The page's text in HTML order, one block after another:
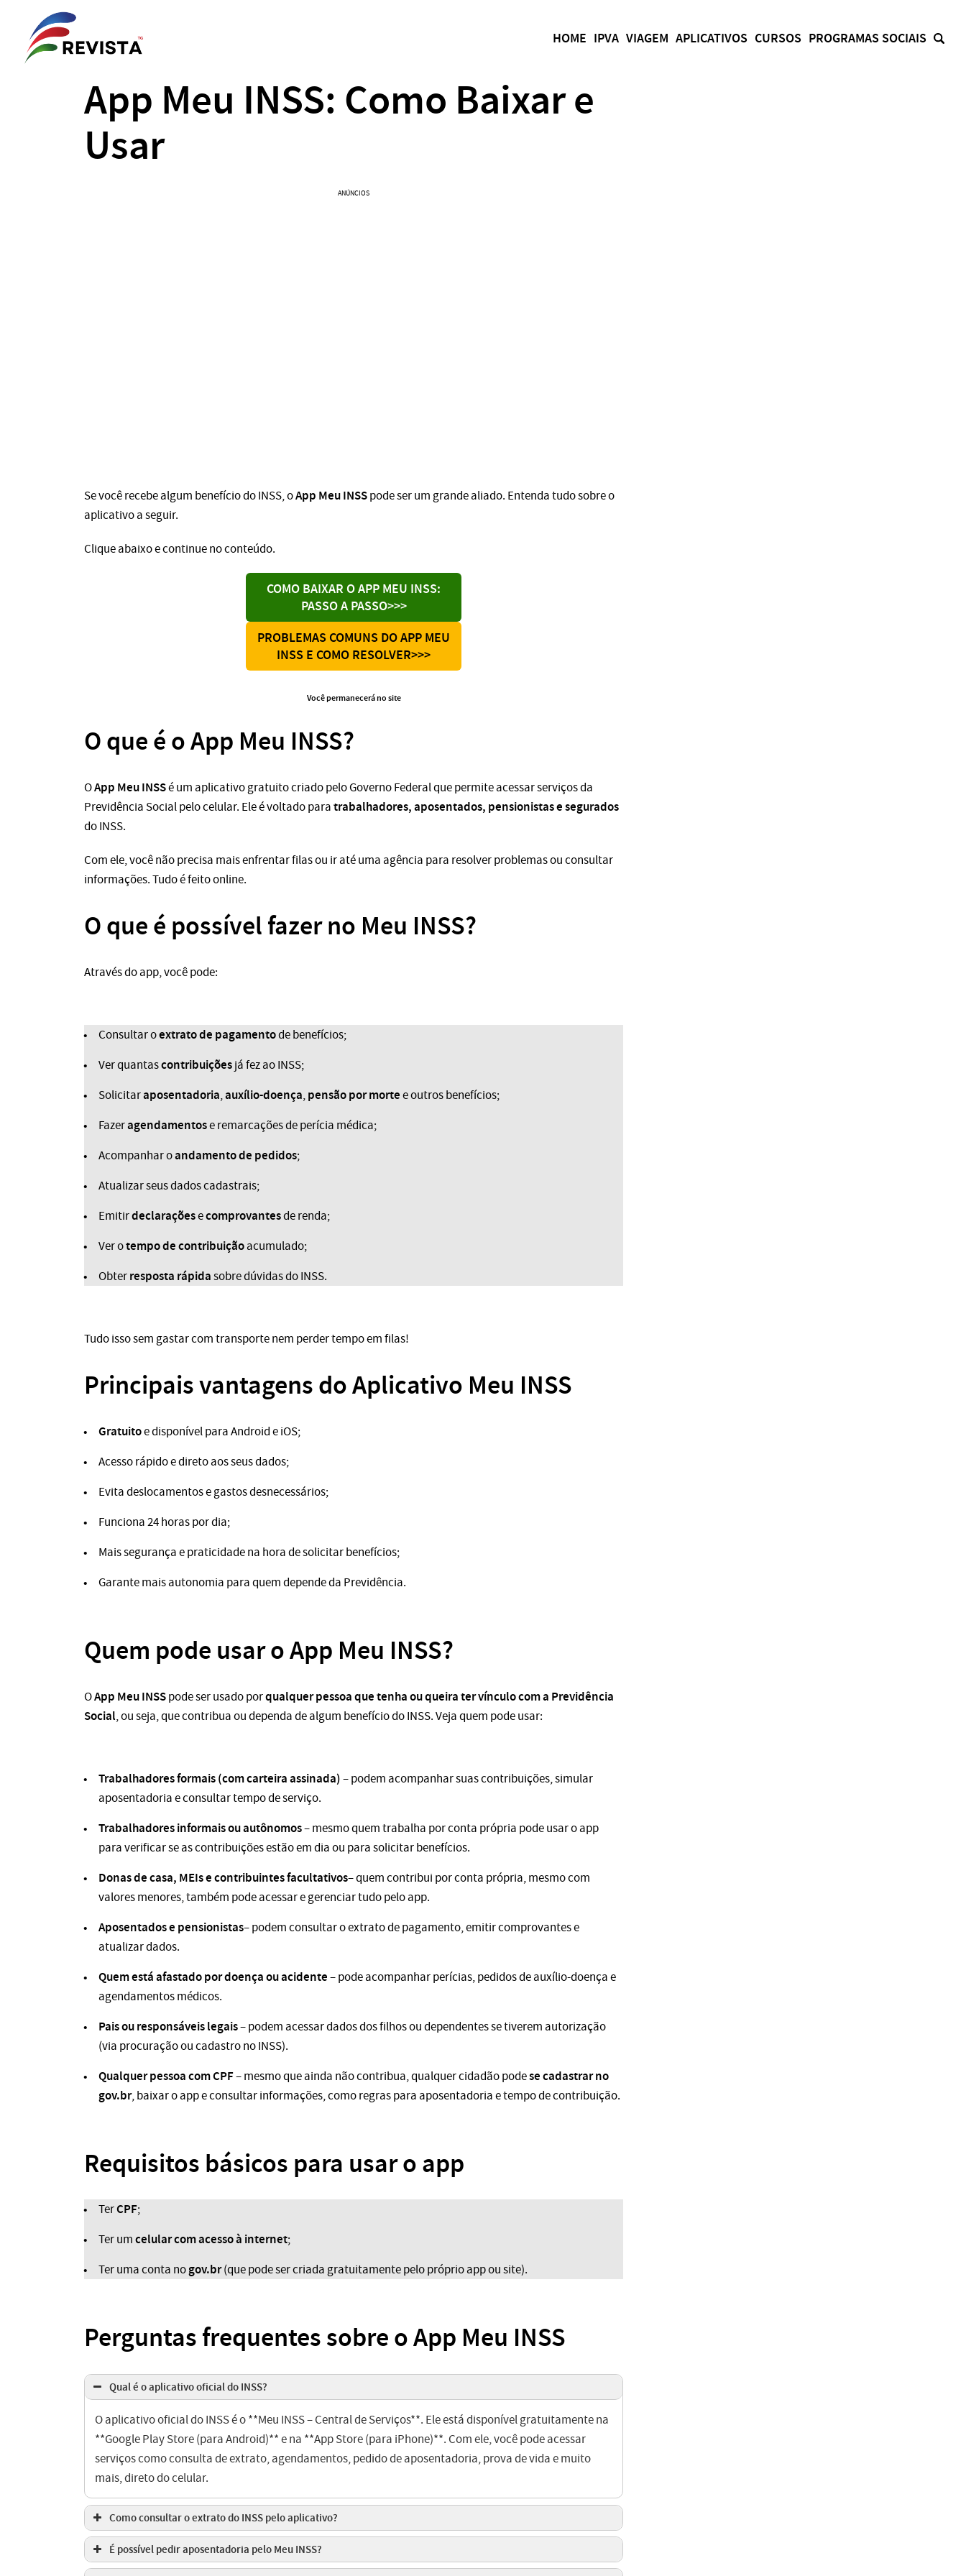
HOME IPVA VIAGEM APLICATIVOS CURSOS PROGRAMAS SOCIAIS
App Meu INSS: Como Baixar e
Usar
ANÚNCIOS
Se você recebe algum benefício do INSS, oApp Meu INSSpode ser um grande aliado. Entenda tudo sobre o
aplicativo a seguir.
Clique abaixo e continue no conteúdo.
COMO BAIXAR O APP MEU INSS:
PASSO A PASSO>>>
PROBLEMAS COMUNS DO APP MEU
INSS E COMO RESOLVER>>>
Você permanecerá no site
O que é o App Meu INSS?
OApp Meu INSSé um aplicativo gratuito criado pelo Governo Federal que permite acessar serviços da
Previdência Social pelo celular. Ele é voltado paratrabalhadores, aposentados, pensionistas e segurados
do INSS.
Com ele, você não precisa mais enfrentar filas ou ir até uma agência para resolver problemas ou consultar
informações. Tudo é feito online.
O que é possível fazer no Meu INSS?
Através do app, você pode:
Consultar oextrato de pagamentode benefícios;
Ver quantascontribuiçõesjá fez ao INSS;
Solicitaraposentadoria,auxílio-doença,pensão por mortee outros benefícios;
Fazeragendamentose remarcações de perícia médica;
Acompanhar oandamento de pedidos;
Atualizar seus dados cadastrais;
Emitirdeclaraçõesecomprovantesde renda;
Ver otempo de contribuiçãoacumulado;
Obterresposta rápidasobre dúvidas do INSS.
Tudo isso sem gastar com transporte nem perder tempo em filas!
Principais vantagens do Aplicativo Meu INSS
Gratuitoe disponível para Android e iOS;
Acesso rápido e direto aos seus dados;
Evita deslocamentos e gastos desnecessários;
Funciona 24 horas por dia;
Mais segurança e praticidade na hora de solicitar benefícios;
Garante mais autonomia para quem depende da Previdência.
Quem pode usar o App Meu INSS?
OApp Meu INSSpode ser usado porqualquer pessoa que tenha ou queira ter vínculo com a Previdência
Social, ou seja, que contribua ou dependa de algum benefício do INSS. Veja quem pode usar:
Trabalhadores formais (com carteira assinada)– podem acompanhar suas contribuições, simular
aposentadoria e consultar tempo de serviço.
Trabalhadores informais ou autônomos– mesmo quem trabalha por conta própria pode usar o app
para verificar se as contribuições estão em dia ou para solicitar benefícios.
Donas de casa, MEIs e contribuintes facultativos– quem contribui por conta própria, mesmo com
valores menores, também pode acessar e gerenciar tudo pelo app.
Aposentados e pensionistas– podem consultar o extrato de pagamento, emitir comprovantes e
atualizar dados.
Quem está afastado por doença ou acidente– pode acompanhar perícias, pedidos de auxílio-doença e
agendamentos médicos.
Pais ou responsáveis legais– podem acessar dados dos filhos ou dependentes se tiverem autorização
(via procuração ou cadastro no INSS).
Qualquer pessoa com CPF– mesmo que ainda não contribua, qualquer cidadão podese cadastrar no
gov.br, baixar o app e consultar informações, como regras para aposentadoria e tempo de contribuição.
Requisitos básicos para usar o app
TerCPF;
Ter umcelular com acesso à internet;
Ter uma conta nogov.br(que pode ser criada gratuitamente pelo próprio app ou site).
Perguntas frequentes sobre o App Meu INSS
Qual é o aplicativo oficial do INSS?
O aplicativo oficial do INSS é o **Meu INSS – Central de Serviços**. Ele está disponível gratuitamente na
**Google Play Store (para Android)** e na **App Store (para iPhone)**. Com ele, você pode acessar
serviços como consulta de extrato, agendamentos, pedido de aposentadoria, prova de vida e muito
mais, direto do celular.
Como consultar o extrato do INSS pelo aplicativo?
É possível pedir aposentadoria pelo Meu INSS?